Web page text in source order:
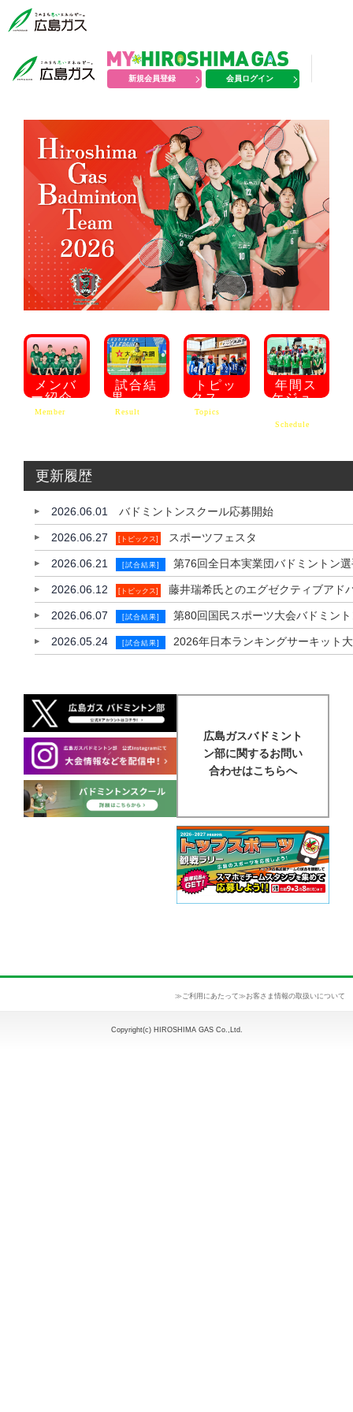
新規会員登録 会員ログイン
メンバ
ー紹介
Member
試合結
果
Result
トピッ
クス
Topics
年間ス
ケジュ
Schedule
更新履歴
2026.06.01 バドミントンスクール応募開始
2026.06.27 [トピックス] スポーツフェスタ
2026.06.21 [試合結果] 第76回全日本実業団バドミントン
2026.06.12 [トピックス] 藤井瑞希氏とのエグゼクティブアド
2026.06.07 [試合結果] 第80回国民スポーツ大会バドミン
2026.05.24 [試合結果] 2026年日本ランキングサーキット
広島ガスバドミント
ン部に関するお問い
合わせはこちらへ
≫ご利用にあたって≫お客さま情報の取扱いについて
Copyright(c) HIROSHIMA GAS Co.,Ltd.